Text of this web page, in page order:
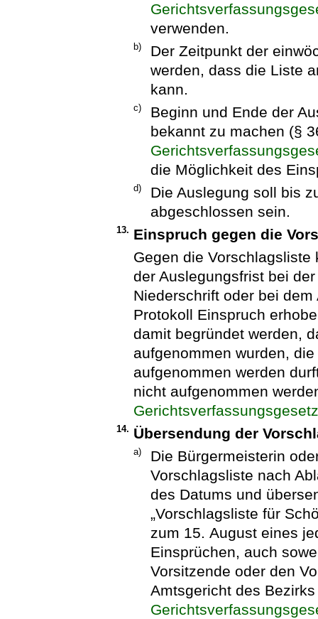
verwenden.
b)
Der Zeitpunkt der
werden, dass die Liste
kann.
c)
Beginn und Ende der
bekannt zu machen (§
die Möglichkeit des
d)
Die Auslegung soll bis
abgeschlossen sein.
13. Einspruch gegen die
Gegen die
der Auslegungsfrist bei
Niederschrift oder bei
Protokoll Einspruch
damit begründet werden,
aufgenommen wurden,
aufgenommen werden
nicht aufgenommen
14. Übersendung der
a)
Die Bürgermeisterin
Vorschlagsliste nach
des Datums und
„Vorschlagsliste für
zum 15. August eines
Einsprüchen, auch
Vorsitzende oder den
Amtsgericht des